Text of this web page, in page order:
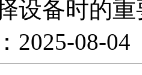
设备时的
2025-08-